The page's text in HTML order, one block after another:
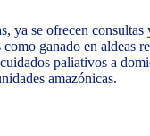
ya se ofrecen
ganado en aldeas
paliativos a
amazónicas.